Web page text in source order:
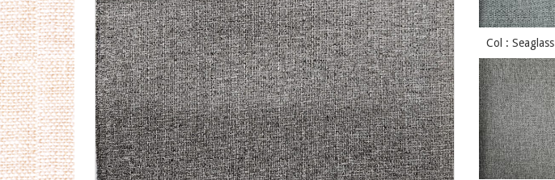
Col : Seaglass